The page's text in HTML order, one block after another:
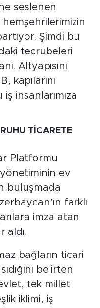
seslenen
Şimdi bu
tecrübeleri
Altyapısını
kapılarını
insanlarımıza
TİCARETE
Platformu
yönetiminin ev
buluşmada
farklı
imza atan
aldı.
bağların ticari
belirten
tek millet
iklimi, iş